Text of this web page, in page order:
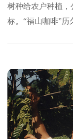
树种给农户种植，
标。“福山咖啡”历